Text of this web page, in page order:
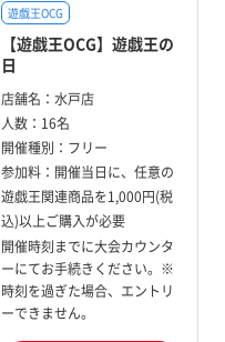
遊戯王OCG
【遊戯王OCG】遊戯王の
日
店舗名： 水戸店
人数： 16名
開催種別： フリー
参加料： 開催当日に、任意の
遊戯王関連商品を1,000円(税
込)以上ご購入が必要
開催時刻までに大会カウンタ
ーにてお手続きください。※
時刻を過ぎた場合、エントリ
ーできません。